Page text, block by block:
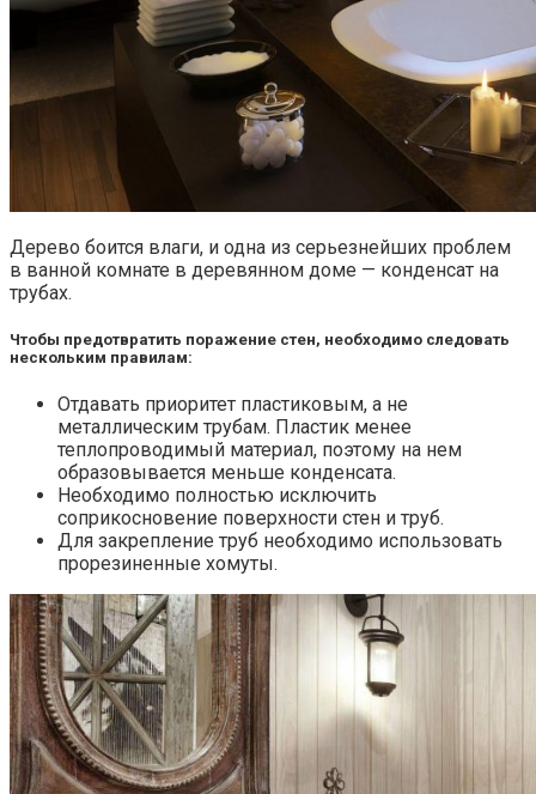
Дерево боится влаги, и одна из серьезнейших проблем
в ванной комнате в деревянном доме — конденсат на
трубах.
Чтобы предотвратить поражение стен, необходимо следовать
нескольким правилам:
Отдавать приоритет пластиковым, а не
металлическим трубам. Пластик менее
теплопроводимый материал, поэтому на нем
образовывается меньше конденсата.
Необходимо полностью исключить
соприкосновение поверхности стен и труб.
Для закрепление труб необходимо использовать
прорезиненные хомуты.